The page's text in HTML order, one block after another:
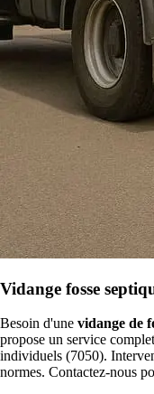
Vidange fosse
Besoin d'une vidange de
propose un service
individuels (7050).
normes. Contactez-nous